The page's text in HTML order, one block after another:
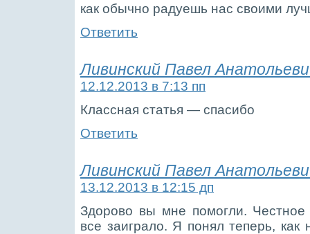
как обычно радуешь нас своими
Ответить
Ливинский Павел
12.12.2013 в 7:13 пп
Классная статья — спасибо
Ответить
Ливинский Павел
13.12.2013 в 12:15 дп
Здорово вы мне помогли.
все заиграло. Я понял теперь,